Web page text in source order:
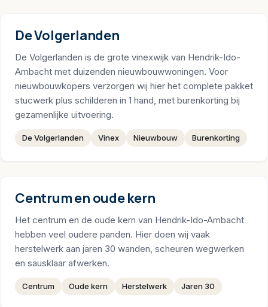
De Volgerlanden
De Volgerlanden is de grote vinexwijk van Hendrik-Ido-
Ambacht met duizenden nieuwbouwwoningen. Voor
nieuwbouwkopers verzorgen wij hier het complete pakket
stucwerk plus schilderen in 1 hand, met burenkorting bij
gezamenlijke uitvoering.
De Volgerlanden Vinex Nieuwbouw Burenkorting
Centrum en oude kern
Het centrum en de oude kern van Hendrik-Ido-Ambacht
hebben veel oudere panden. Hier doen wij vaak
herstelwerk aan jaren 30 wanden, scheuren wegwerken
en sausklaar afwerken.
Centrum Oude kern Herstelwerk Jaren 30